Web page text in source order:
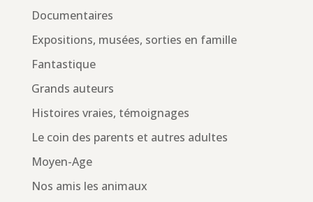
Documentaires
Expositions, musées, sorties en famille
Fantastique
Grands auteurs
Histoires vraies, témoignages
Le coin des parents et autres adultes
Moyen-Age
Nos amis les animaux